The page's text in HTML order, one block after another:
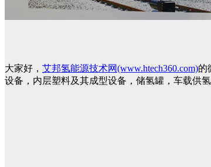
大家好， 艾邦氢能源技术网(www.htech360.com)的
设备，内层塑料及其成型设备，储氢罐，车载供